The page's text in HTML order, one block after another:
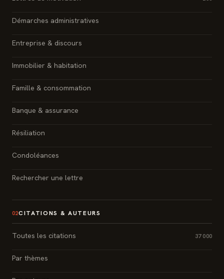
Démarches administratives
Entreprise & discours
Immobilier & habitation
Famille & consommation
Banque & assurance
Résiliation
Condoléances
Rechercher une lettre
02CITATIONS & AUTEURS
Toutes les citations 37 000
Par thèmes